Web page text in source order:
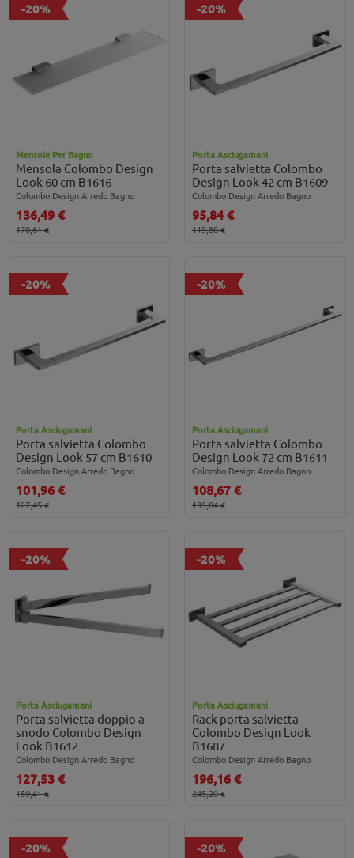
-20%
Mensole Per Bagno
Mensola Colombo Design
Look 60 cm B1616
Colombo Design Arredo Bagno
136,49 €
170,61 €
-20%
Porta Asciugamani
Porta salvietta Colombo
Design Look 42 cm B1609
Colombo Design Arredo Bagno
95,84 €
119,80 €
-20%
Porta Asciugamani
Porta salvietta Colombo
Design Look 57 cm B1610
Colombo Design Arredo Bagno
101,96 €
127,45 €
-20%
Porta Asciugamani
Porta salvietta Colombo
Design Look 72 cm B1611
Colombo Design Arredo Bagno
108,67 €
135,84 €
-20%
Porta Asciugamani
Porta salvietta doppio a
snodo Colombo Design
Look B1612
Colombo Design Arredo Bagno
127,53 €
159,41 €
-20%
Porta Asciugamani
Rack porta salvietta
Colombo Design Look
B1687
Colombo Design Arredo Bagno
196,16 €
245,20 €
-20% -20%